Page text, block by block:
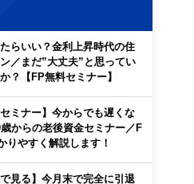
らいい？金利上昇時代の住
／まだ”大丈夫”と思ってい
？【FP無料セミナー】
セミナー】今からでも遅くな
からの老後資金セミナー／F
りやすく解説します！
で見る】今月末で完全に引退